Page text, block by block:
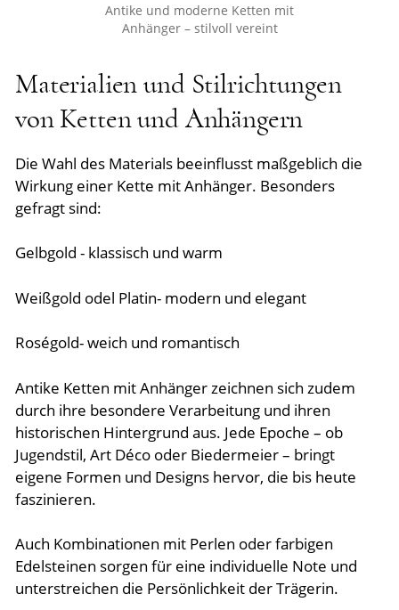
Antike und moderne Ketten mit
Anhänger – stilvoll vereint
Materialien und Stilrichtungen
von Ketten und Anhängern
Die Wahl des Materials beeinflusst maßgeblich die
Wirkung einer Kette mit Anhänger. Besonders
gefragt sind:
Gelbgold - klassisch und warm
Weißgold odel Platin- modern und elegant
Roségold- weich und romantisch
Antike Ketten mit Anhänger zeichnen sich zudem
durch ihre besondere Verarbeitung und ihren
historischen Hintergrund aus. Jede Epoche – ob
Jugendstil, Art Déco oder Biedermeier – bringt
eigene Formen und Designs hervor, die bis heute
faszinieren.
Auch Kombinationen mit Perlen oder farbigen
Edelsteinen sorgen für eine individuelle Note und
unterstreichen die Persönlichkeit der Trägerin.